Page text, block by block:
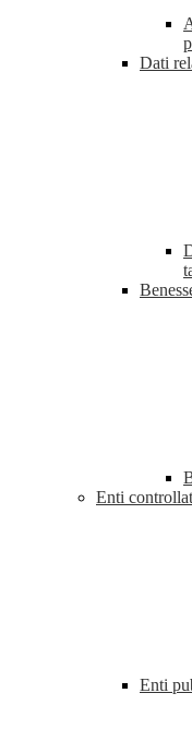
Dati
Enti
Enti